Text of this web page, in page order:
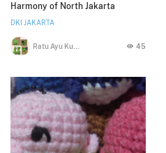
Harmony of North Jakarta
DKI JAKARTA
45